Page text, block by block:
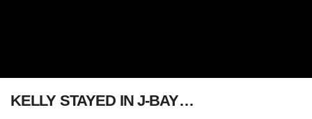
KELLY STAYED IN J-BAY…